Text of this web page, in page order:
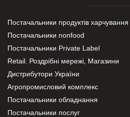
Постачальники продуктів харчування
Постачальники nonfood
Постачальники Private Label
Retail. Роздрібні мережі, Магазини
Дистрибутори України
Агропромисловий комплекс
Постачальники обладнання
Постачальники послуг